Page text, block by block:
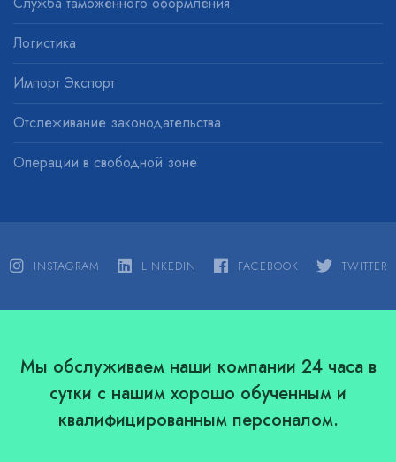
Логистика
Импорт Экспорт
Отслеживание законодательства
Операции в свободной зоне
INSTAGRAM LINKEDIN FACEBOOK TWITTER
Мы обслуживаем наши компании 24 часа в
сутки с нашим хорошо обученным и
квалифицированным персоналом.